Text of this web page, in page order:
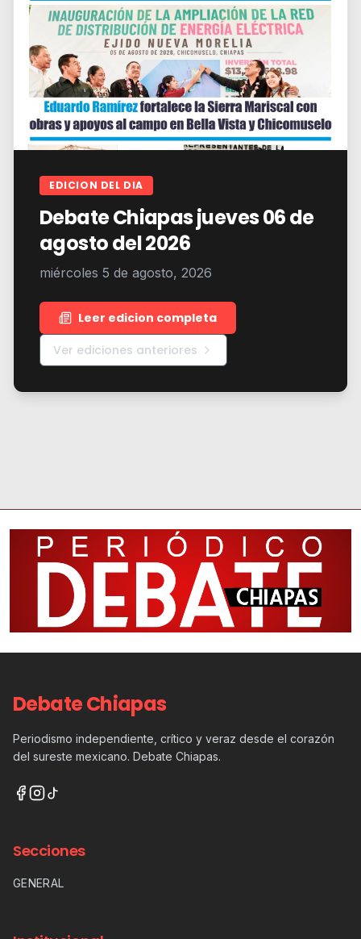
EDICION DEL DIA
Debate Chiapas jueves 06 de
agosto del 2026
miércoles 5 de agosto, 2026
Leer edicion completa
Ver ediciones anteriores
Debate Chiapas
Periodismo independiente, crítico y veraz desde el corazón
del sureste mexicano. Debate Chiapas.
Secciones
GENERAL